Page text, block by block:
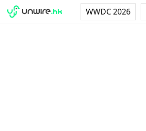
WWDC 2026